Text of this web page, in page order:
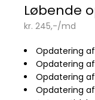
Løbende
kr. 245,-/md
Opdatering
Opdatering
Opdatering
Opdatering